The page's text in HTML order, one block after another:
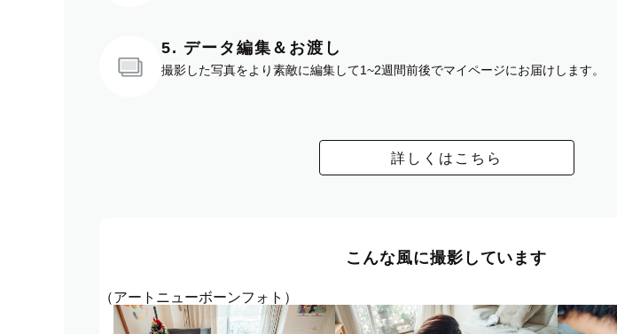
5. データ編集＆お渡し
撮影した写真をより素敵に編集して1~2週間前後でマイページにお届けします。
詳しくはこちら
こんな風に撮影しています
（アートニューボーンフォト）